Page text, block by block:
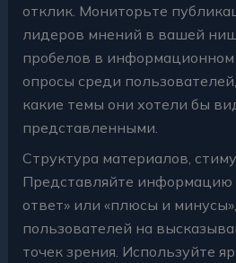
отклик. Мониторьте
лидеров мнений в вашей
пробелов в
опросы среди
какие темы они хотели бы
представленными.
Структура материалов,
Представляйте информацию
ответ» или «плюсы и
пользователей на
точек зрения. Используйте